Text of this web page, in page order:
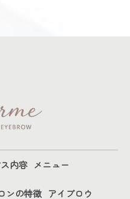
内容 メニュー
ンの特徴 アイブロウ